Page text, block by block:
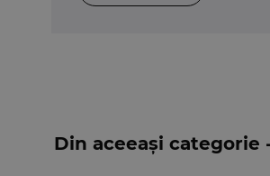
Din aceeași categorie